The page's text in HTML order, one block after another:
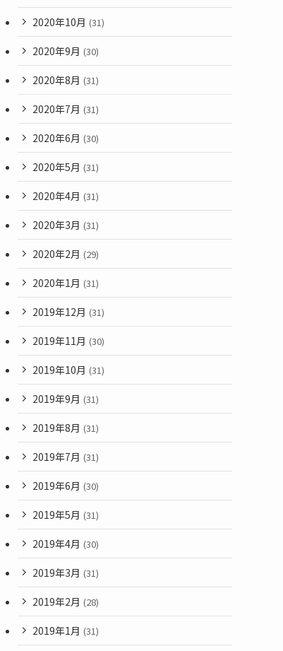
2020年10月 (31)
2020年9月 (30)
2020年8月 (31)
2020年7月 (31)
2020年6月 (30)
2020年5月 (31)
2020年4月 (31)
2020年3月 (31)
2020年2月 (29)
2020年1月 (31)
2019年12月 (31)
2019年11月 (30)
2019年10月 (31)
2019年9月 (31)
2019年8月 (31)
2019年7月 (31)
2019年6月 (30)
2019年5月 (31)
2019年4月 (30)
2019年3月 (31)
2019年2月 (28)
2019年1月 (31)